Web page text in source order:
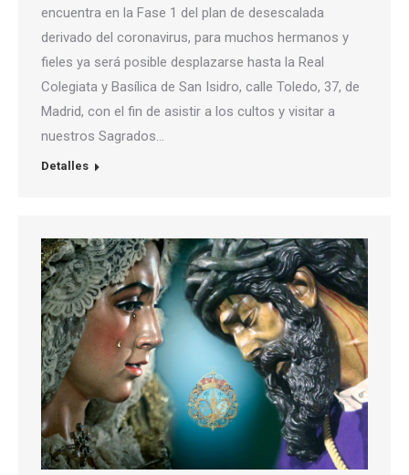
encuentra en la Fase 1 del plan de desescalada
derivado del coronavirus, para muchos hermanos y
fieles ya será posible desplazarse hasta la Real
Colegiata y Basílica de San Isidro, calle Toledo, 37, de
Madrid, con el fin de asistir a los cultos y visitar a
nuestros Sagrados…
Detalles